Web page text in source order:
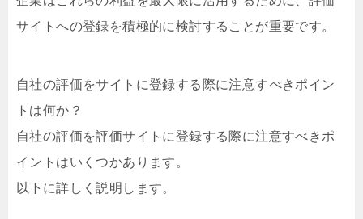
サイトへの登録を積極的に検討することが重要です。
自社の評価をサイトに登録する際に注意すべきポイン
トは何か？
自社の評価を評価サイトに登録する際に注意すべきポ
イントはいくつかあります。
以下に詳しく説明します。